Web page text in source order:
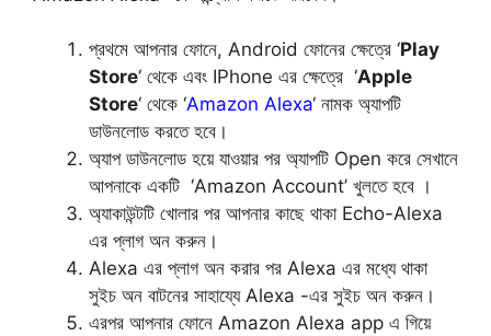
প্রথমে আপনার ফোনে, Android ফোনের ক্ষেত্রে ‘Play
Store‘ থেকে এবং IPhone এর ক্ষেত্রে ‘Apple
Store‘ থেকে ‘Amazon Alexa‘ নামক অ্যাপটি
ডাউনলোড করতে হবে।
অ্যাপ ডাউনলোড হয়ে যাওয়ার পর অ্যাপটি Open করে সেখানে
আপনাকে একটি ‘Amazon Account’ খুলতে হবে ।
অ্যাকাউন্টটি খোলার পর আপনার কাছে থাকা Echo-Alexa
এর প্লাগ অন করুন।
Alexa এর প্লাগ অন করার পর Alexa এর মধ্যে থাকা
সুইচ অন বাটনের সাহায্যে Alexa -এর সুইচ অন করুন।
এরপর আপনার ফোনে Amazon Alexa app এ গিয়ে